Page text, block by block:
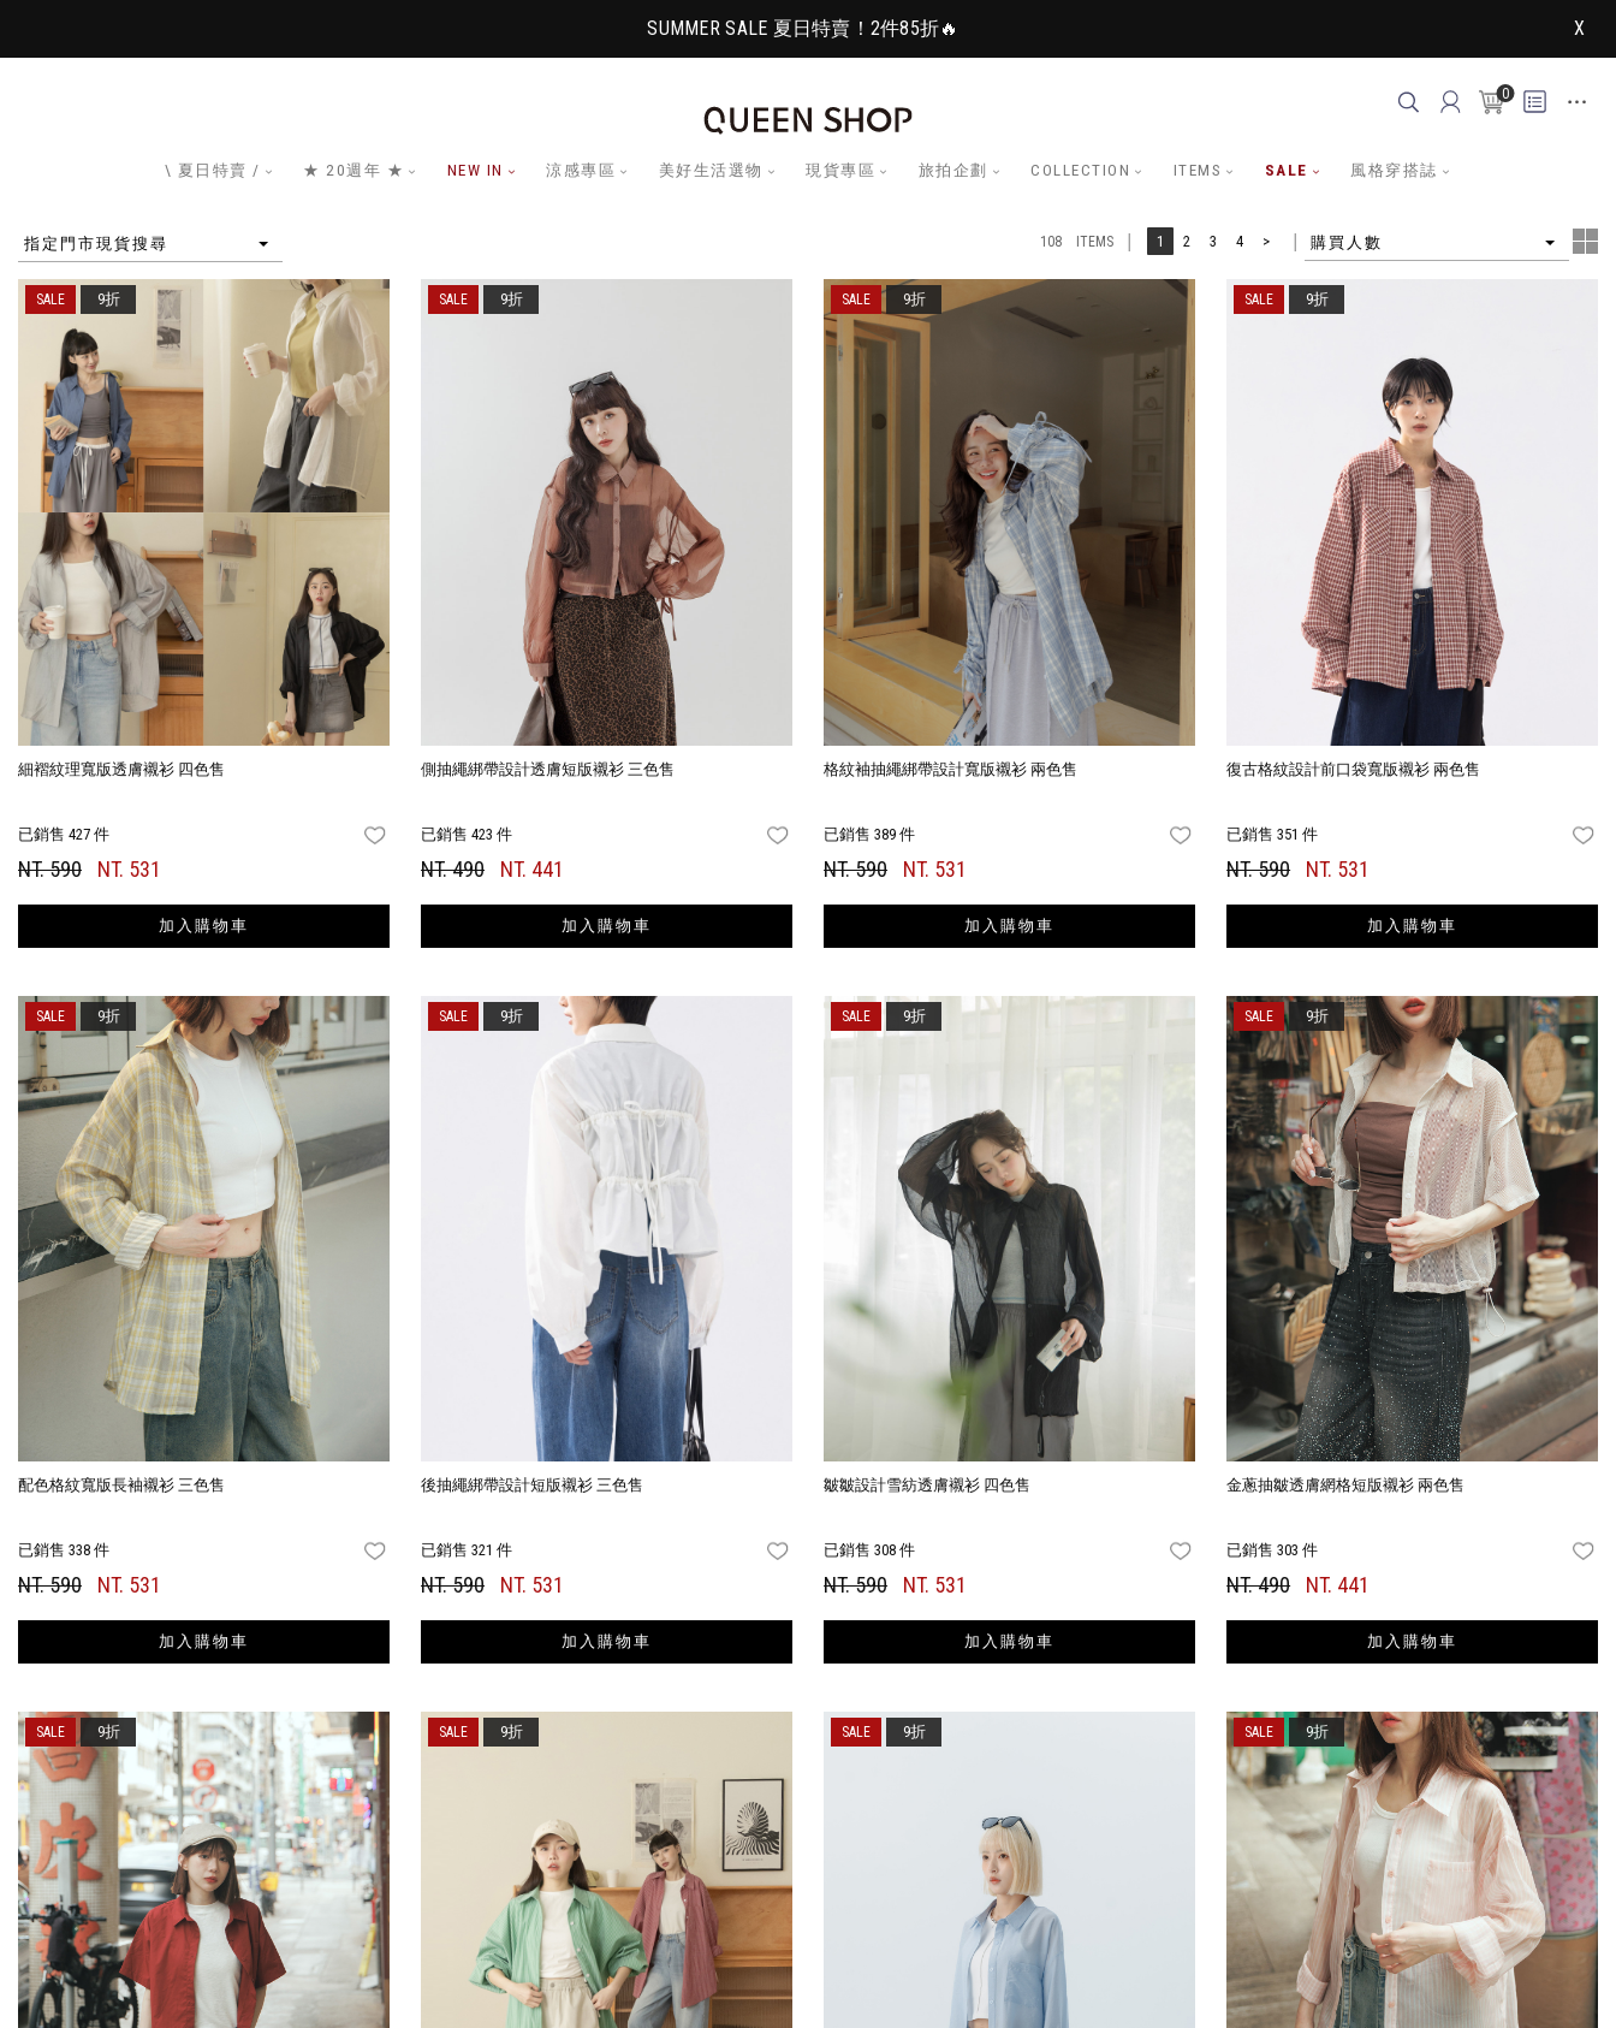
SUMMER SALE 夏日特賣！2件85折🔥 X
0
\ 夏日特賣 / ★ 20週年 ★ NEW IN 涼感專區 美好生活選物 現貨專區 旅拍企劃 COLLECTION ITEMS SALE 風格穿搭誌
指定門市現貨搜尋 108 ITEMS 1 2 3 4 > 購買人數
細褶紋理寬版透膚襯衫 四色售
已銷售 427 件 FAVORITES
NT. 590 NT. 531
加入購物車
9折
側抽繩綁帶設計透膚短版襯衫 三色售
已銷售 423 件 FAVORITES
NT. 490 NT. 441
加入購物車
9折
格紋袖抽繩綁帶設計寬版襯衫 兩色售
已銷售 389 件 FAVORITES
NT. 590 NT. 531
加入購物車
9折
復古格紋設計前口袋寬版襯衫 兩色售
已銷售 351 件
NT. 590 NT. 531
加入購物車
9折
配色格紋寬版長袖襯衫 三色售
已銷售 338 件 FAVORITES
NT. 590 NT. 531
加入購物車
9折
後抽繩綁帶設計短版襯衫 三色售
已銷售 321 件 FAVORITES
NT. 590 NT. 531
加入購物車
9折
皺皺設計雪紡透膚襯衫 四色售
已銷售 308 件 FAVORITES
NT. 590 NT. 531
加入購物車
9折
金蔥抽皺透膚網格短版襯衫 兩色售
已銷售 303 件
NT. 490 NT. 441
加入購物車
9折
9折 9折 9折 9折